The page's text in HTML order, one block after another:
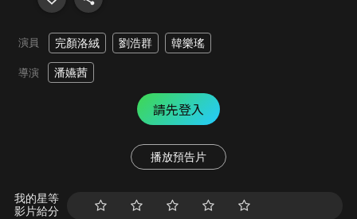
演員 完顏洛絨 劉浩群 韓樂瑤
導演 潘嬿茜
請先登入
播放預告片
我的星等
影片給分